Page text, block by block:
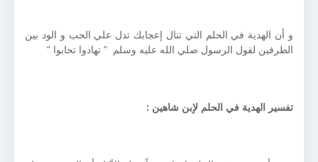
و أن الهدية في الحلم التي تنال إعجابك تدل علي الحب و الود بين
الطرفين لقول الرسول صلي الله عليه وسلم ” تهادوا تحابوا ”
تفسير الهدية في الحلم لإبن شاهين :